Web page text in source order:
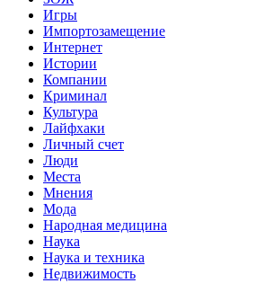
Игры
Импортозамещение
Интернет
Истории
Компании
Криминал
Культура
Лайфхаки
Личный счет
Люди
Места
Мнения
Мода
Народная медицина
Наука
Наука и техника
Недвижимость